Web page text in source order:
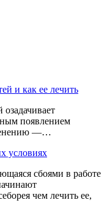
и как ее лечить
озадачивает
появлением
—…
условиях
сбоями в работе
чем лечить ее,